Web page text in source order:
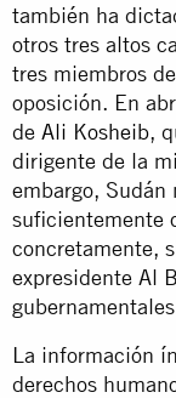
también ha
otros tres altos
tres miembros
oposición. En
de Ali Kosheib,
dirigente de la
embargo, Sudán
suficientemente
concretamente,
expresidente Al
La información
derechos